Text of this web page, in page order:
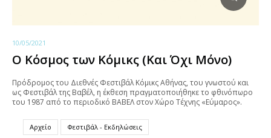
10/05/2021
Ο Κόσμος των Κόμικς (Και Όχι Μόνο)
Πρόδρομος του Διεθνές Φεστιβάλ Κόμικς Αθήνας, του γνωστού και
ως Φεστιβάλ της Βαβέλ, η έκθεση πραγματοποιήθηκε το φθινόπωρο
του 1987 από το περιοδικό ΒΑΒΕΛ στον Χώρο Τέχνης «Εύμαρος».
Αρχείο Φεστιβάλ - Εκδηλώσεις